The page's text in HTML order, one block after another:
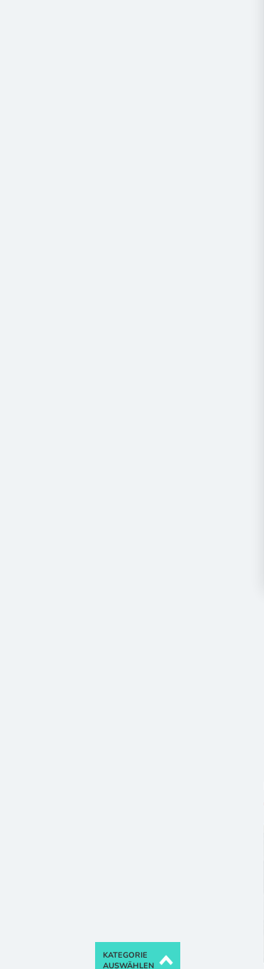
KATEGORIE
AUSWÄHLEN